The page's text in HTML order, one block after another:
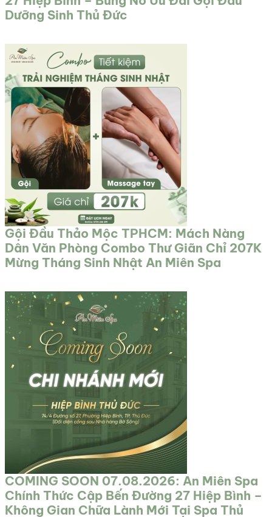
Dưỡng Sinh Thủ Đức
Gội Đầu Thảo Mộc TPHCM: Mách Nàng
Dân Văn Phòng Combo Thư Giãn Chỉ 207K
Mừng Tháng Sinh Nhật An Miên Spa
COMING SOON 07.08.2026: An Miên Spa
Chính Thức Cập Bến Đường 27 Hiệp Bình –
Không Gian Chữa Lành Mới Tại Spa Thủ